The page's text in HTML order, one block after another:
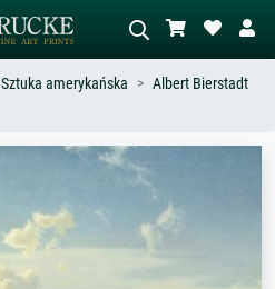
Opisz scenę – np. zielona łąka,
abstrakcja z czerwienią, ciemny olej,
stojący akt obok drzewa.
Sztuka amerykańska
Albert Bierstadt